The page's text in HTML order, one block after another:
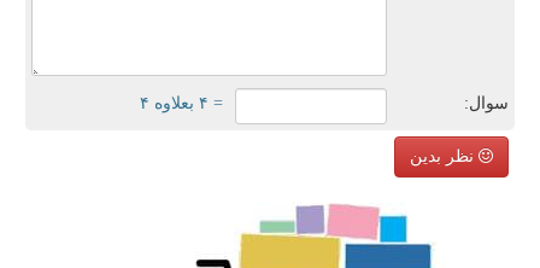
سوال: = ۴ بعلاوه ۴
نظر بدین